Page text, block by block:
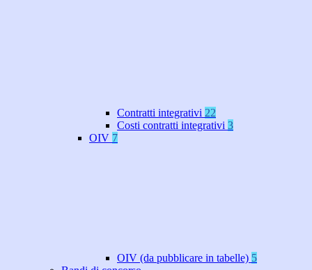
Contratti integrativi 22
Costi contratti integrativi 3
OIV 7
OIV (da pubblicare in tabelle) 5